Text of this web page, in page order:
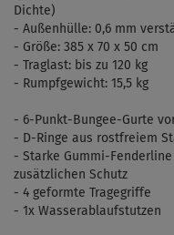
Dichte)
- Außenhülle: 0,6 mm
- Größe: 385 x 70 x 50 cm
- Traglast: bis zu 120 kg
- Rumpfgewicht: 15,5 kg
- 6-Punkt-Bungee-Gurte
- D-Ringe aus rostfreiem
- Starke Gummi-
zusätzlichen Schutz
- 4 geformte Tragegriffe
- 1x Wasserablaufstutzen